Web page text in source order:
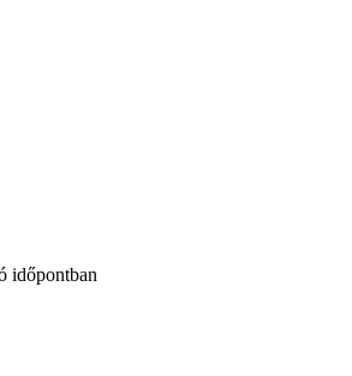
időpontban